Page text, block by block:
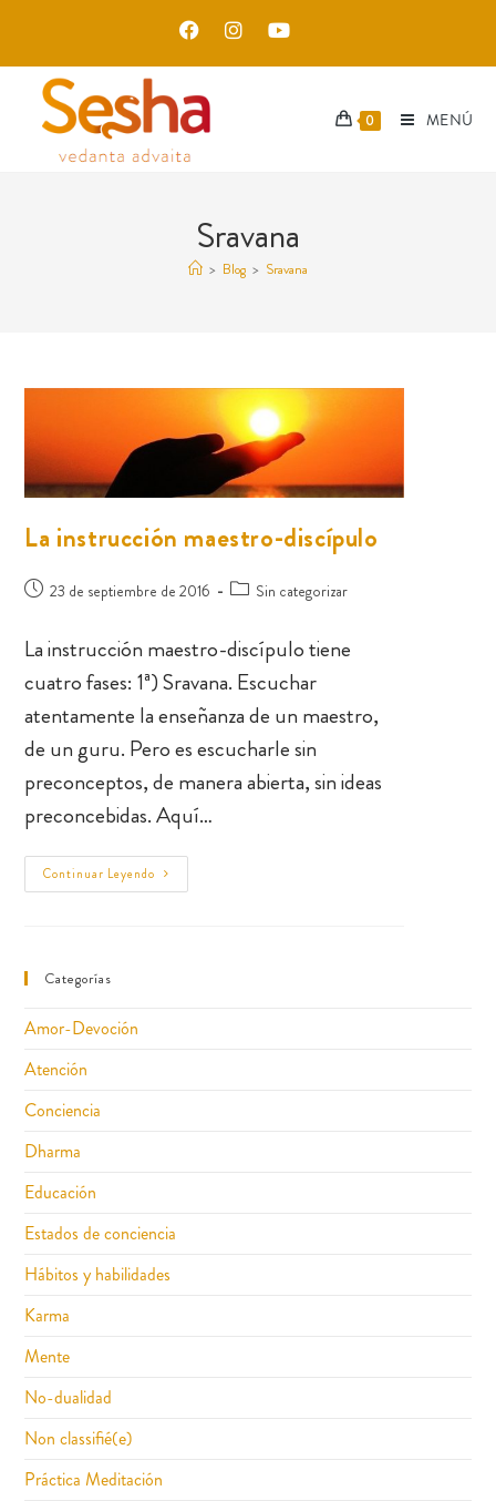
0 MENÚ
Sravana
> Blog > Sravana
La instrucción maestro-discípulo
23 de septiembre de 2016 Sin categorizar
La instrucción maestro-discípulo tiene
cuatro fases: 1ª) Sravana. Escuchar
atentamente la enseñanza de un maestro,
de un guru. Pero es escucharle sin
preconceptos, de manera abierta, sin ideas
preconcebidas. Aquí…
Continuar Leyendo
Categorías
Amor-Devoción
Atención
Conciencia
Dharma
Educación
Estados de conciencia
Hábitos y habilidades
Karma
Mente
No-dualidad
Non classifié(e)
Práctica Meditación